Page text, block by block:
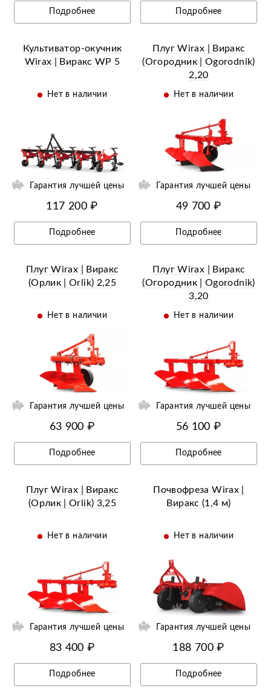
Подробнее Подробнее
Культиватор-окучник
Wirax | Виракс WP 5
Нет в наличии
Гарантия лучшей цены
117 200 ₽
Подробнее
Плуг Wirax | Виракс
(Огородник | Оgorodnik)
2,20
Нет в наличии
Ещё 17 фотографий
Гарантия лучшей цены
49 700 ₽
Подробнее
Плуг Wirax | Виракс
(Орлик | Orlik) 2,25
Нет в наличии
Гарантия лучшей цены
63 900 ₽
Подробнее
Плуг Wirax | Виракс
(Огородник | Оgorodnik)
3,20
Нет в наличии
Ещё 7 фотографий
Гарантия лучшей цены
56 100 ₽
Подробнее
Плуг Wirax | Виракс
(Орлик | Orlik) 3,25
Нет в наличии
Гарантия лучшей цены
83 400 ₽
Подробнее
Почвофреза Wirax |
Виракс (1,4 м)
Нет в наличии
Ещё 9 фотографий
Гарантия лучшей цены
188 700 ₽
Подробнее